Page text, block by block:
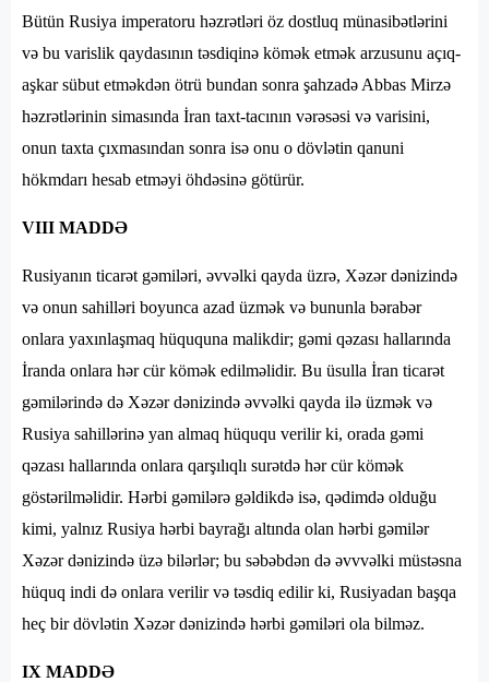
Bütün Rusiya imperatoru həzrətləri öz dostluq münasibətlərini
və bu varislik qaydasının təsdiqinə kömək etmək arzusunu açıq-
aşkar sübut etməkdən ötrü bundan sonra şahzadə Abbas Mirzə
həzrətlərinin simasında İran taxt-tacının vərəsəsi və varisini,
onun taxta çıxmasından sonra isə onu o dövlətin qanuni
hökmdarı hesab etməyi öhdəsinə götürür.
VIII MADDƏ
Rusiyanın ticarət gəmiləri, əvvəlki qayda üzrə, Xəzər dənizində
və onun sahilləri boyunca azad üzmək və bununla bərabər
onlara yaxınlaşmaq hüququna malikdir; gəmi qəzası hallarında
İranda onlara hər cür kömək edilməlidir. Bu üsulla İran ticarət
gəmilərində də Xəzər dənizində əvvəlki qayda ilə üzmək və
Rusiya sahillərinə yan almaq hüququ verilir ki, orada gəmi
qəzası hallarında onlara qarşılıqlı surətdə hər cür kömək
göstərilməlidir. Hərbi gəmilərə gəldikdə isə, qədimdə olduğu
kimi, yalnız Rusiya hərbi bayrağı altında olan hərbi gəmilər
Xəzər dənizində üzə bilərlər; bu səbəbdən də əvvvəlki müstəsna
hüquq indi də onlara verilir və təsdiq edilir ki, Rusiyadan başqa
heç bir dövlətin Xəzər dənizində hərbi gəmiləri ola bilməz.
IX MADDƏ